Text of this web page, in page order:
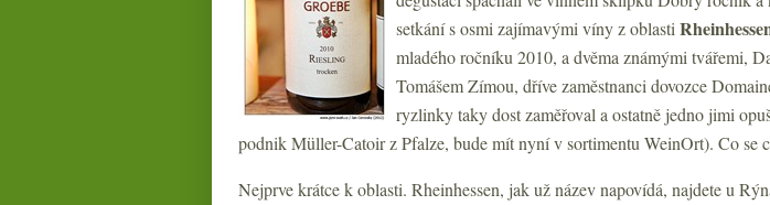
setkání s osmi zajímavými víny z oblasti
mladého ročníku 2010, a dvěma známými tvářemi,
Tomášem Zímou, dříve zaměstnanci dovozce
ryzlinky taky dost zaměřoval a ostatně jedno jimi
podnik Müller-Catoir z Pfalze, bude mít nyní v sortimentu WeinOrt). Co se
Nejprve krátce k oblasti. Rheinhessen, jak už název napovídá, najdete u